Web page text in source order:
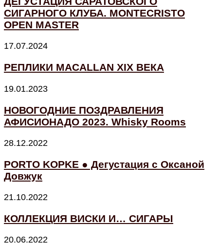
СИГАРНОГО КЛУБА. MONTECRISTO
OPEN MASTER
17.07.2024
РЕПЛИКИ MACALLAN XIX ВЕКА
19.01.2023
НОВОГОДНИЕ ПОЗДРАВЛЕНИЯ
АФИСИОНАДО 2023. Whisky Rooms
28.12.2022
PORTO KOPKE ● Дегустация с Оксаной
Довжук
21.10.2022
КОЛЛЕКЦИЯ ВИСКИ И… СИГАРЫ
20.06.2022